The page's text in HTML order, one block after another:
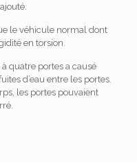
le véhicule normal dont
en torsion.
quatre portes a causé
d’eau entre les portes.
les portes pouvaient